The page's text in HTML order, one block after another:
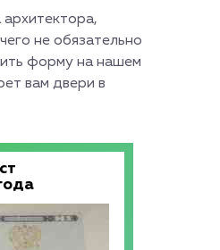
не обязательно
форму на нашем
вам двери в